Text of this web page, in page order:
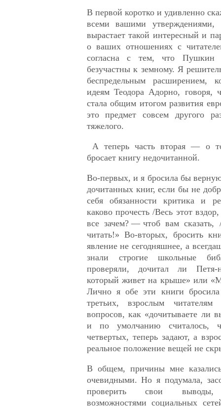
В первой коротко и удивленно
всеми вашими утверждениями,
вырастает такой интересный и
о ваших отношениях с
согласна с тем, что
безучастны к земному. Я
беспредельным расширением,
идеям Теодора Адорно, говоря,
стала общим итогом развития
это предмет совсем другого
тяжелого.
А теперь часть вторая — о
бросает книгу недочитанной.
Во-первых, и я бросила бы
дочитанных книг, если бы не
себя обязанности критика и
каково прочесть /Весь этот
все зачем? — чтоб вам
читать!» Во-вторых, бросить
явление не сегодняшнее, а
знали строгие школьные
проверяли, дочитал ли Петя-
который живет на крыше» или
Лично я обе эти книги
третьих, взрослым
вопросов, как «дочитываете ли
и по умолчанию считалось,
четвертых, теперь задают, а
реальное положение вещей не
В общем, причины мне
очевидными. Но я подумала,
проверить свои выводы,
возможностями социальных